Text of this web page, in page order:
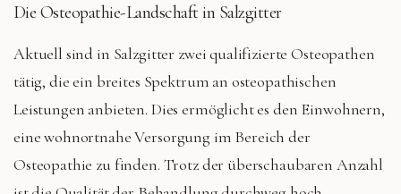
Die Osteopathie-Landschaft in Salzgitter
Aktuell sind in Salzgitter zwei qualifizierte Osteopathen
tätig, die ein breites Spektrum an osteopathischen
Leistungen anbieten. Dies ermöglicht es den Einwohnern,
eine wohnortnahe Versorgung im Bereich der
Osteopathie zu finden. Trotz der überschaubaren Anzahl